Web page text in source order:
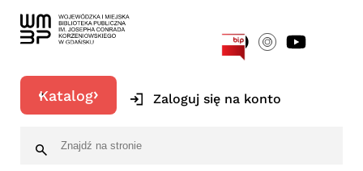
Katalog Zaloguj się na konto